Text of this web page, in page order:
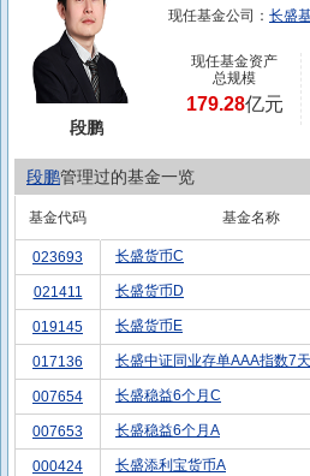
段鹏
现任基金公司： 长盛
现任基金资产
总规模
179.28亿元
段鹏管理过的基金一览
基金代码 基金名称
023693 长盛货币C
021411 长盛货币D
019145 长盛货币E
017136 长盛中证同业存单AAA指数7
007654 长盛稳益6个月C
007653 长盛稳益6个月A
000424 长盛添利宝货币A